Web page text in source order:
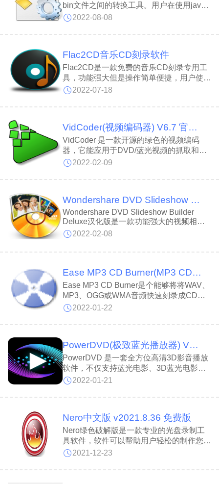
bin文件之间的转换工具。用户在使用java
程序软件中是经常需要使用到的，用户可以
编程开发人员提高工作效率，此软件非常适
行文件格式的转换。
2022-08-08
Flac2CD音乐CD刻录软件
Flac2CD是一款免费的音乐CD刻录专用工
具，功能强大但是操作简单便捷，用户使用
该软件可以很轻松的进行光盘刻录，感兴趣
2022-07-18
VidCoder(视频编码器) V6.7 官方正式版
VidCoder 是一款开源的绿色的视频编码
器，它能应用于DVD/蓝光视频的抓取和转
码操作，虽然它是以HandBrake 作为编码
的用户操作界面。
2022-02-09
Wondershare DVD Slideshow Builder Deluxe(DVD视频相册制作工具) V6.2.0 汉化版
Wondershare DVD Slideshow Builder
Deluxe汉化版是一款功能强大的视频相册
制作软件，能够帮助用户轻松将相册制作成
2022-02-08
Ease MP3 CD Burner(MP3 CD烧录软件) V1.60 官方版
Ease MP3 CD Burner是个能够将将WAV、
MP3、OGG或WMA音频快速刻录成CD的
烧录软件，操作非常的简单，导入音频，插
可以下载来使用。
2022-01-22
PowerDVD(极致蓝光播放器) V14.0.4412.58 免费版
PowerDVD 是一套全方位高清3D影音播放
软件，不仅支持蓝光电影、3D蓝光电影、
DVD视频、大多数视频格式文件、音乐文
观看！当你欣赏普通2D影片时，只要点击
轻松将电影转换为3D效果来播放！
2022-01-21
Nero中文版 v2021.8.36 免费版
Nero绿色破解版是一款专业的光盘录制工
具软件，软件可以帮助用户轻松的制作您的
专属DVD和CD。软件支持视频光盘、数据
盘刻录，软件的操作也非常的简单，只需要
2021-12-23